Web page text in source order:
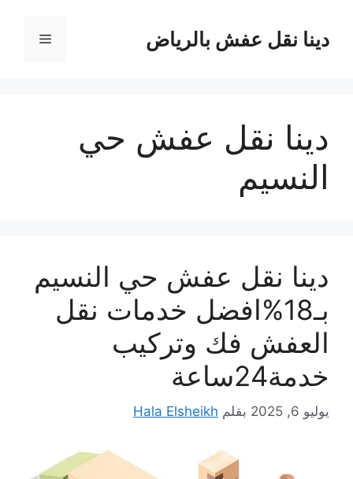
المحتوىدينا نقل عفش بالرياض القائمة
دينا نقل عفش حي
النسيم
دينا نقل عفش حي النسيم
بـ18%افضل خدمات نقل
العفش فك وتركيب
خدمة24ساعة
يوليو 6, 2025 بقلم Hala Elsheikh